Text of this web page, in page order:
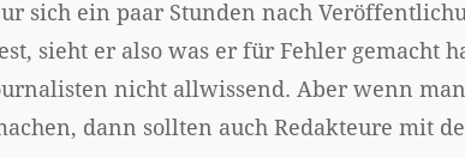
sich ein paar Stunden nach
sieht er also was er für Fehler gemacht
nicht allwissend. Aber wenn
dann sollten auch Redakteure mit